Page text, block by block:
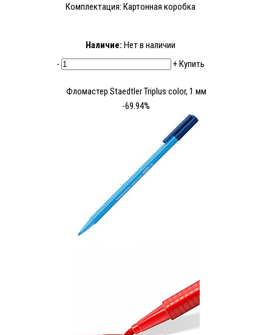
Комплектация: Картонная коробка
Наличие: Нет в наличии
-
+Купить
Фломастер Staedtler Triplus color, 1 мм
-69.94%